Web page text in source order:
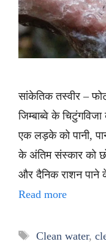
सांकेतिक तस्वीर –
जिम्बाब्वे के
एक लड़के को पानी,
के अंतिम संस्कार को
और दैनिक राशन पाने
Read more
Tags
Clean water,